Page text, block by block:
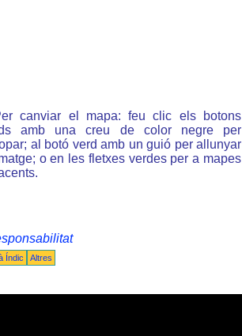
canviar el mapa: feu clic els botons
amb una creu de color negre per
al botó verd amb un guió per allunyar
o en les fletxes verdes per a mapes
Índic
Altres